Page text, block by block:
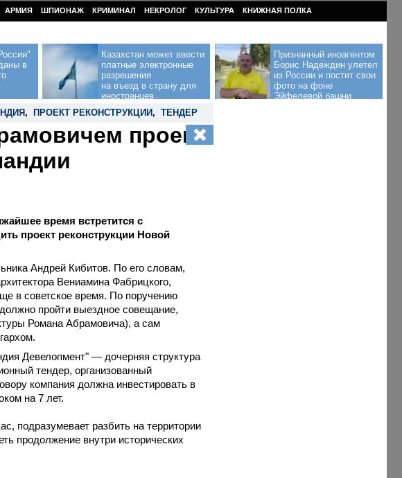
АРМИЯ ШПИОНАЖ КРИМИНАЛ НЕКРОЛОГ КУЛЬТУРА КНИЖНАЯ ПОЛКА
в
Казахстан может ввести
платные электронные
разрешения
на въезд в страну для
иностранцев
Признанный иноагентом
Борис Надеждин улетел
из России и постит свои
фото на фоне
Эйфелевой башни
, ПРОЕКТ РЕКОНСТРУКЦИИ , ТЕНДЕР
проект
время встретится с
проект реконструкции Новой
Андрей Кибитов. По его словам,
Вениамина Фабрицкого,
в советское время. По поручению
пройти выездное совещание,
Романа Абрамовича), а сам
Девелопмент" — дочерняя структура
тендер, организованный
компания должна инвестировать в
на 7 лет.
подразумевает разбить на территории
продолжение внутри исторических